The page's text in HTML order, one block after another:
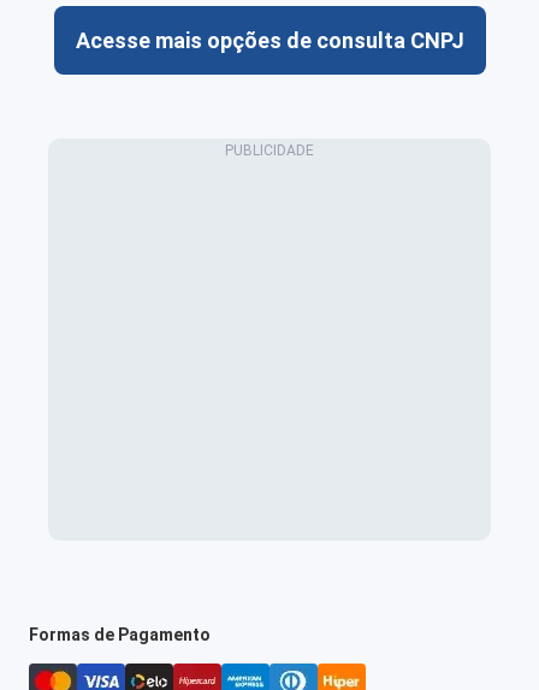
Acesse mais opções de consulta CNPJ
Formas de Pagamento